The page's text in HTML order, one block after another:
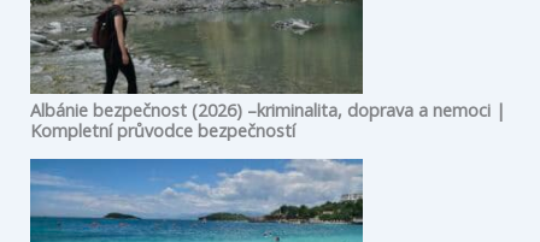
Albánie bezpečnost (2026) –kriminalita, doprava a nemoci |
Kompletní průvodce bezpečností